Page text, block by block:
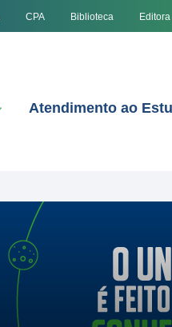
CPA Biblioteca Editora
Atendimento ao